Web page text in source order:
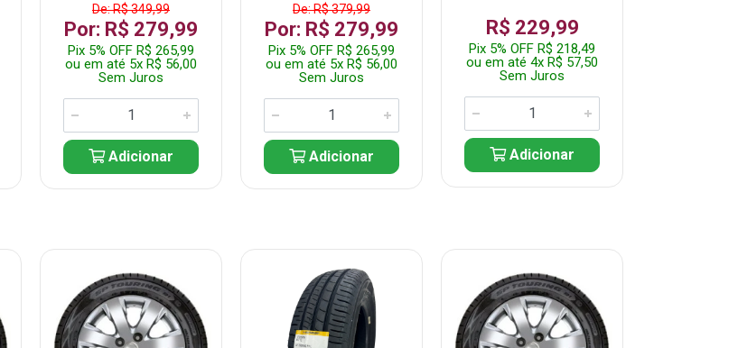
De: R$ 349,99
Por: R$ 279,99
Pix 5% OFF R$ 265,99
ou em até 5x R$ 56,00
Sem Juros
Adicionar
De: R$ 379,99
Por: R$ 279,99
Pix 5% OFF R$ 265,99
ou em até 5x R$ 56,00
Sem Juros
Adicionar
R$ 229,99
Pix 5% OFF R$ 218,49
ou em até 4x R$ 57,50
Sem Juros
Adicionar